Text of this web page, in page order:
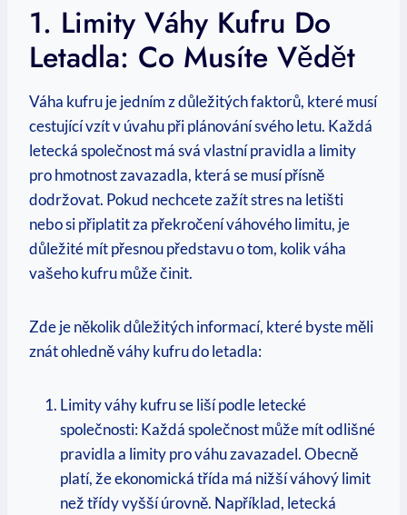
1. Limity Váhy Kufru Do
Letadla: Co Musíte Vědět
Váha kufru je jedním z důležitých faktorů, které musí
cestující vzít v úvahu při plánování svého letu. Každá
letecká společnost má svá vlastní pravidla a limity
pro hmotnost zavazadla, která se musí přísně
dodržovat. Pokud nechcete zažít stres na letišti
nebo si připlatit za překročení váhového limitu, je
důležité mít přesnou představu o tom, kolik váha
vašeho kufru může činit.
Zde je několik důležitých informací, které byste měli
znát ohledně váhy kufru do letadla:
Limity váhy kufru se liší podle letecké
společnosti: Každá společnost může mít odlišné
pravidla a limity pro váhu zavazadel. Obecně
platí, že ekonomická třída má nižší váhový limit
než třídy vyšší úrovně. Například, letecká